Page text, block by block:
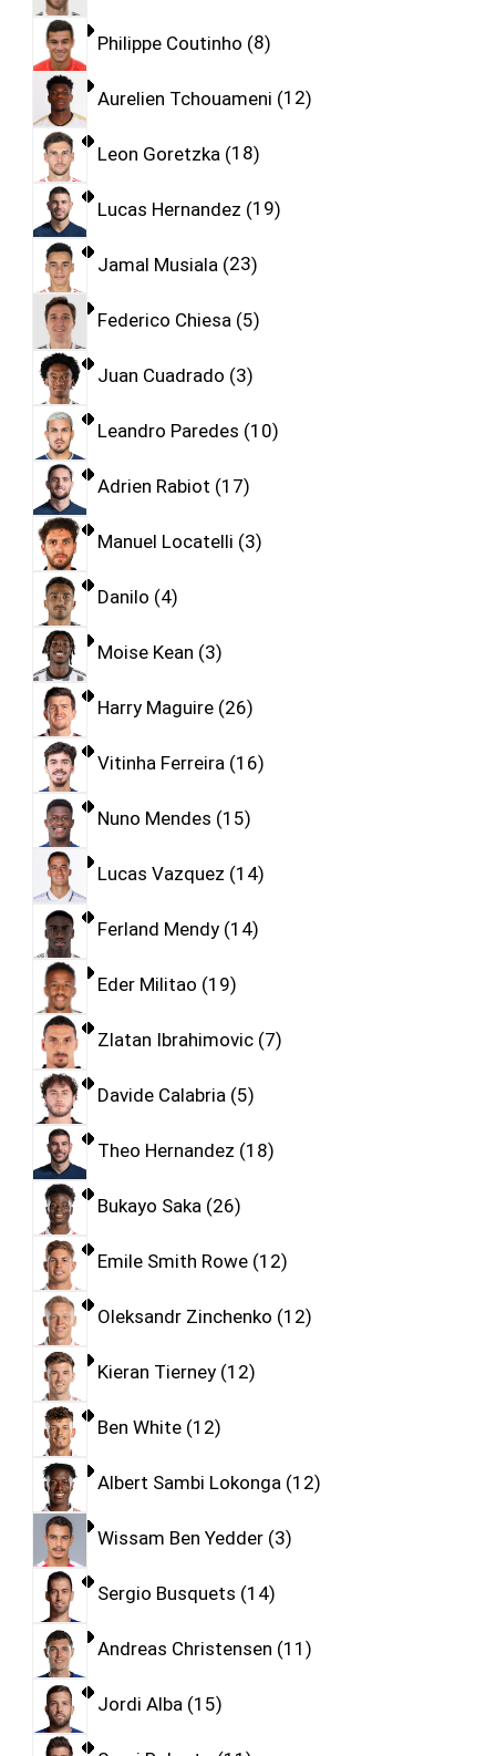
Philippe Coutinho 8
Aurelien Tchouameni 12
Leon Goretzka 18
Lucas Hernandez 19
Jamal Musiala 23
Federico Chiesa 5
Juan Cuadrado 3
Leandro Paredes 10
Adrien Rabiot 17
Manuel Locatelli 3
Danilo 4
Moise Kean 3
Harry Maguire 26
Vitinha Ferreira 16
Nuno Mendes 15
Lucas Vazquez 14
Ferland Mendy 14
Eder Militao 19
Zlatan Ibrahimovic 7
Davide Calabria 5
Theo Hernandez 18
Bukayo Saka 26
Emile Smith Rowe 12
Oleksandr Zinchenko 12
Kieran Tierney 12
Ben White 12
Albert Sambi Lokonga 12
Wissam Ben Yedder 3
Sergio Busquets 14
Andreas Christensen 11
Jordi Alba 15